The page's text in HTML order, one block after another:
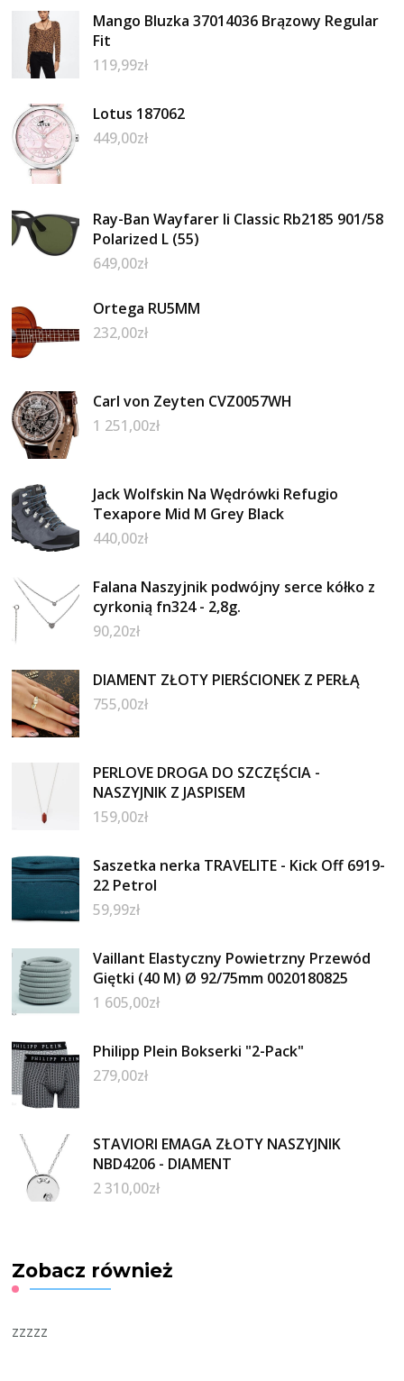
Mango Bluzka 37014036 Brązowy Regular
Fit
119,99zł
Lotus 187062
449,00zł
Ray-Ban Wayfarer Ii Classic Rb2185 901/58
Polarized L (55)
649,00zł
Ortega RU5MM
232,00zł
Carl von Zeyten CVZ0057WH
1 251,00zł
Jack Wolfskin Na Wędrówki Refugio
Texapore Mid M Grey Black
440,00zł
Falana Naszyjnik podwójny serce kółko z
cyrkonią fn324 - 2,8g.
90,20zł
DIAMENT ZŁOTY PIERŚCIONEK Z PERŁĄ
755,00zł
PERLOVE DROGA DO SZCZĘŚCIA -
NASZYJNIK Z JASPISEM
159,00zł
Saszetka nerka TRAVELITE - Kick Off 6919-
22 Petrol
59,99zł
Vaillant Elastyczny Powietrzny Przewód
Giętki (40 M) Ø 92/75mm 0020180825
1 605,00zł
Philipp Plein Bokserki "2-Pack"
279,00zł
STAVIORI EMAGA ZŁOTY NASZYJNIK
NBD4206 - DIAMENT
2 310,00zł
Zobacz również
zzzzz